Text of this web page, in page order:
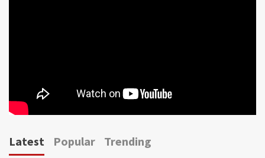
Latest Popular Trending